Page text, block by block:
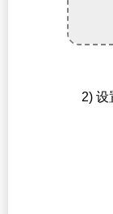
2) 设